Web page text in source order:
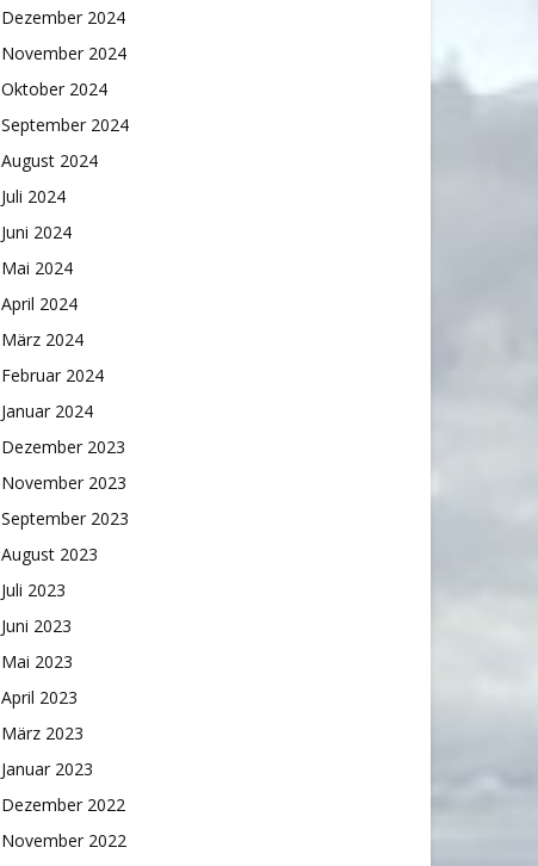
Dezember 2024
November 2024
Oktober 2024
September 2024
August 2024
Juli 2024
Juni 2024
Mai 2024
April 2024
März 2024
Februar 2024
Januar 2024
Dezember 2023
November 2023
September 2023
August 2023
Juli 2023
Juni 2023
Mai 2023
April 2023
März 2023
Januar 2023
Dezember 2022
November 2022